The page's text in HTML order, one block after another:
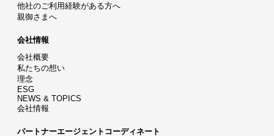
他社のご利用経験がある方へ
親御さまへ
会社情報
会社概要
私たちの想い
理念
ESG
NEWS & TOPICS
会社情報
パートナーエージェントコーディネート